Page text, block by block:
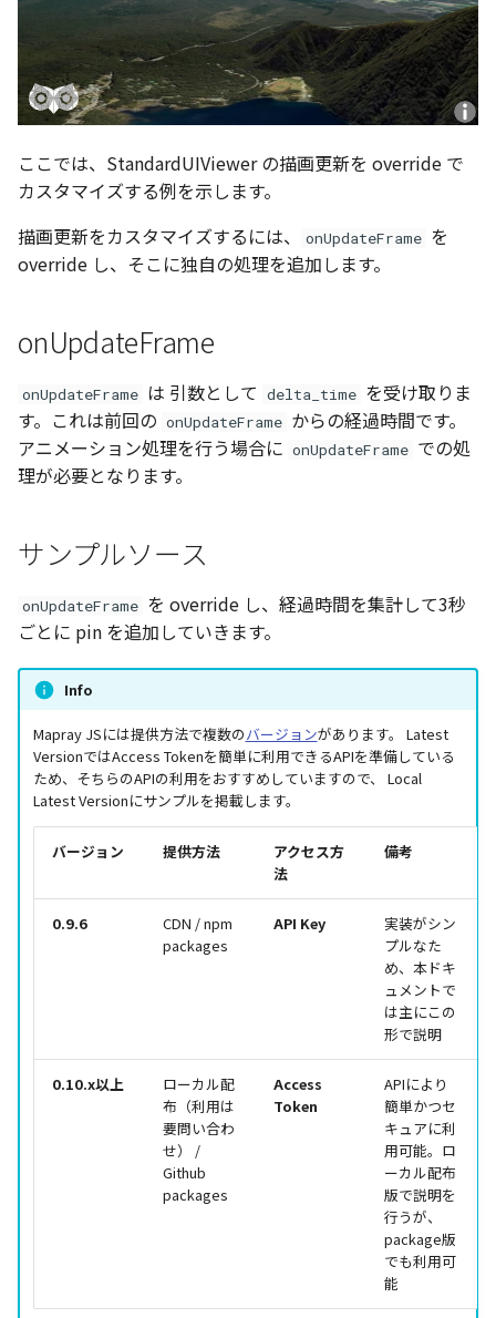
Scenes
Vectile
Objects
Pointcloud
Scenes
ここでは、StandardUIViewer の描画更新を override で
カスタマイズする例を示します。
描画更新をカスタマイズするには、
onUpdateFrame を
override し、そこに独自の処理を追加します。
onUpdateFrame
onUpdateFrame は 引数として delta_time を受け取りま
す。これは前回の onUpdateFrame からの経過時間です。
アニメーション処理を行う場合に onUpdateFrame での処
理が必要となります。
サンプルソース
onUpdateFrame を override し、経過時間を集計して3秒
ごとに pin を追加していきます。
Info
Mapray JSには提供方法で複数のバージョンがあります。 Latest
VersionではAccess Tokenを簡単に利用できるAPIを準備している
ため、そちらのAPIの利用をおすすめしていますので、 Local
Latest Versionにサンプルを掲載します。
バージョン 提供方法
アクセス方
法
備考
0.9.6
CDN / npm
packages
API Key
実装がシン
プルなた
め、本ドキ
ュメントで
は主にこの
形で説明
0.10.x以上
ローカル配
布（利用は
要問い合わ
せ） /
Github
packages
Access
Token
APIにより
簡単かつセ
キュアに利
用可能。ロ
ーカル配布
版で説明を
行うが、
package版
でも利用可
能